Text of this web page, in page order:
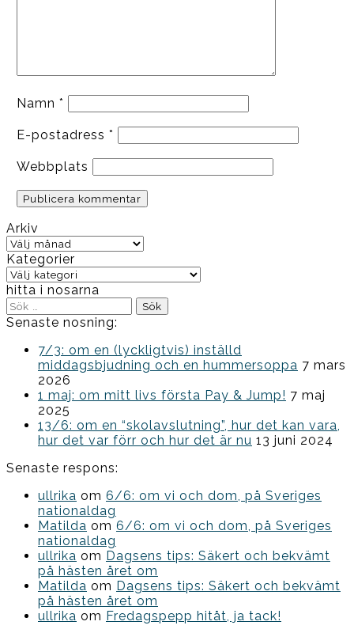
Namn *
E-postadress *
Webbplats
Arkiv
Arkiv
Kategorier
Kategorier
hitta i nosarna
Sök
efter:
Senaste nosning:
7/3: om en (lyckligtvis) inställd
middagsbjudning och en hummersoppa 7 mars
2026
1 maj: om mitt livs första Pay & Jump! 7 maj
2025
13/6: om en “skolavslutning”, hur det kan vara,
hur det var förr och hur det är nu 13 juni 2024
Senaste respons:
ullrika om 6/6: om vi och dom, på Sveriges
nationaldag
Matilda om 6/6: om vi och dom, på Sveriges
nationaldag
ullrika om Dagsens tips: Säkert och bekvämt
på hästen året om
Matilda om Dagsens tips: Säkert och bekvämt
på hästen året om
ullrika om Fredagspepp hitåt, ja tack!